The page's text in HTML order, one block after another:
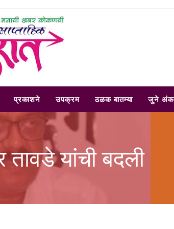
प्रकाशने उपक्रम ठळक बातम्या जुने अंक
तावडे यांची बदली